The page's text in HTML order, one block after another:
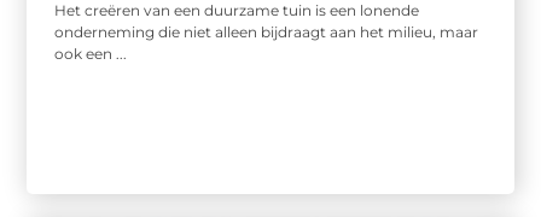
Het creëren van een duurzame tuin is een lonende
onderneming die niet alleen bijdraagt aan het milieu, maar
ook een ...